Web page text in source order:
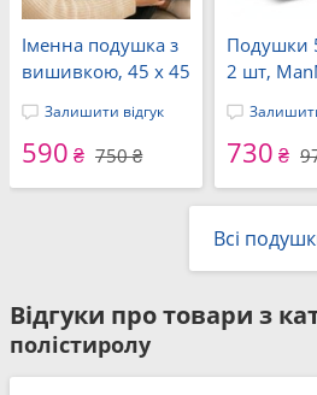
Іменна подушка з
вишивкою, 45 x 45
текстом, на
подарунок
Залишити відгук
590 ₴ 750 ₴
Подушки
2 шт,
пух,
стьобані
графітові
730 ₴
Всі
Відгуки про товари з
полістиролу